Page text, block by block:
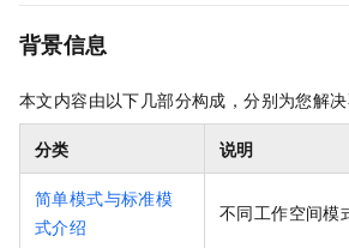
背景信息
本文内容由以下几部分构成，分别为您解决
分类 说明
简单模式与标准模
式介绍
不同工作空间模